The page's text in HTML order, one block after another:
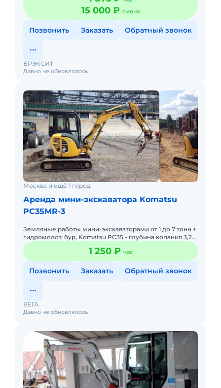
15 000 ₽ смена
Позвонить Заказать Обратный звонок
Давно не обновлялось
БРЭКСИТ
Москва и ещё 1 город
Аренда мини-экскаватора Komatsu
PC35MR-3
Земляные работы мини-экскаваторами от 1 до 7 тонн +
гидромолот, бур, Komatsu PC35 - глубина копания 3,2
м, ширина ковша 60 см, траншейный 40 см,
планировочный 1
1 250 ₽ час
Позвонить Заказать Обратный звонок
Давно не обновлялось
ВЕГА